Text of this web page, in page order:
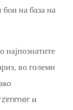
на база на
најпознатите
во големи
и